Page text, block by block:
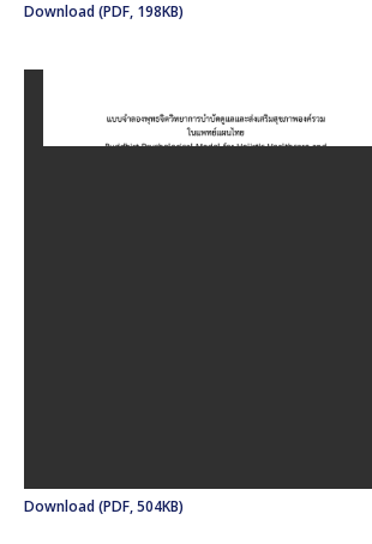
Download (PDF, 198KB)
Download (PDF, 504KB)